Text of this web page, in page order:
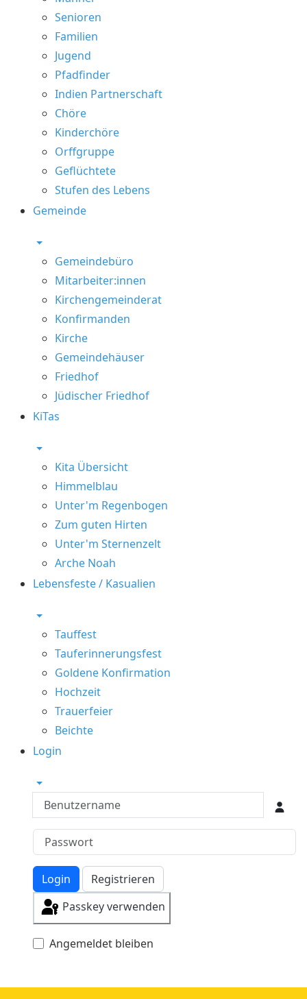
Senioren
Familien
Jugend
Pfadfinder
Indien Partnerschaft
Chöre
Kinderchöre
Orffgruppe
Geflüchtete
Stufen des Lebens
Gemeinde
Gemeindebüro
Mitarbeiter:innen
Kirchengemeinderat
Konfirmanden
Kirche
Gemeindehäuser
Friedhof
Jüdischer Friedhof
KiTas
Kita Übersicht
Himmelblau
Unter'm Regenbogen
Zum guten Hirten
Unter'm Sternenzelt
Arche Noah
Lebensfeste / Kasualien
Tauffest
Tauferinnerungsfest
Goldene Konfirmation
Hochzeit
Trauerfeier
Beichte
Login
Benutzername
Login
Registrieren
Passkey verwenden
Angemeldet bleiben